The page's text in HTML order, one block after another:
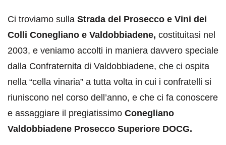
Ci troviamo sulla Strada del Prosecco e Vini dei
Colli Conegliano e Valdobbiadene, costituitasi nel
2003, e veniamo accolti in maniera davvero speciale
dalla Confraternita di Valdobbiadene, che ci ospita
nella “cella vinaria” a tutta volta in cui i confratelli si
riuniscono nel corso dell’anno, e che ci fa conoscere
e assaggiare il pregiatissimo Conegliano
Valdobbiadene Prosecco Superiore DOCG.